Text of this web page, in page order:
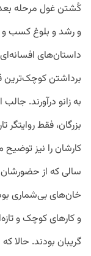
کُشتن غول مرحله
و رشد و بلوغ کسب و
داستان‌های
برداشتن کوچک‌ترین
به زانو درآورند.
بزرگان، فقط
سالی که از حضورشان
خان‌های بی‌شماری
و کارهای کوچک و